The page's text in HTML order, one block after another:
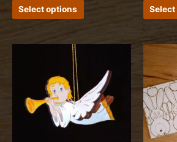
Select options